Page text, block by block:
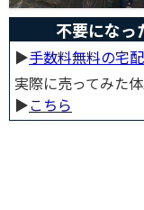
不要になっ
▶︎手数料無料の宅
実際に売ってみた
▶︎こちら